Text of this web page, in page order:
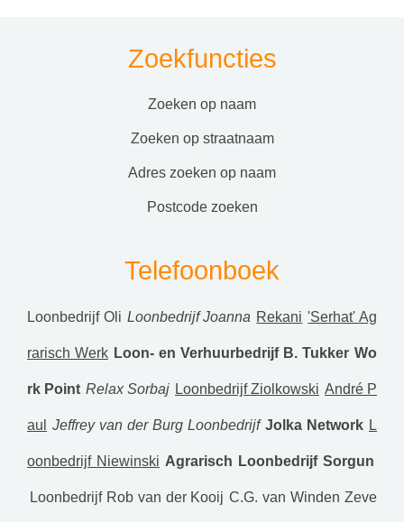
Zoekfuncties
zoeken op naam
zoeken op straatnaam
adres zoeken op naam
postcode zoeken
Telefoonboek
Loonbedrijf Oli Loonbedrijf Joanna Rekani 'Serhat' Ag
rarisch Werk Loon- en Verhuurbedrijf B. Tukker Wo
rk Point Relax Sorbaj Loonbedrijf Ziolkowski André P
aul Jeffrey van der Burg Loonbedrijf Jolka Network L
oonbedrijf Niewinski Agrarisch Loonbedrijf Sorgun
Loonbedrijf Rob van der Kooij C.G. van Winden Zeve